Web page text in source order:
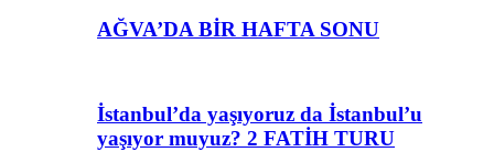
AĞVA’DA BİR HAFTA SONU
İstanbul’da yaşıyoruz da İstanbul’u
yaşıyor muyuz? 2 FATİH TURU